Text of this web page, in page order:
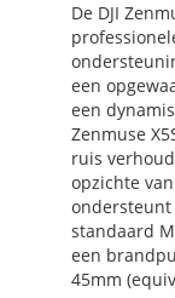
De DJI
een
een
Zenmuse
ruis
opzichte van
standaard
een
45mm